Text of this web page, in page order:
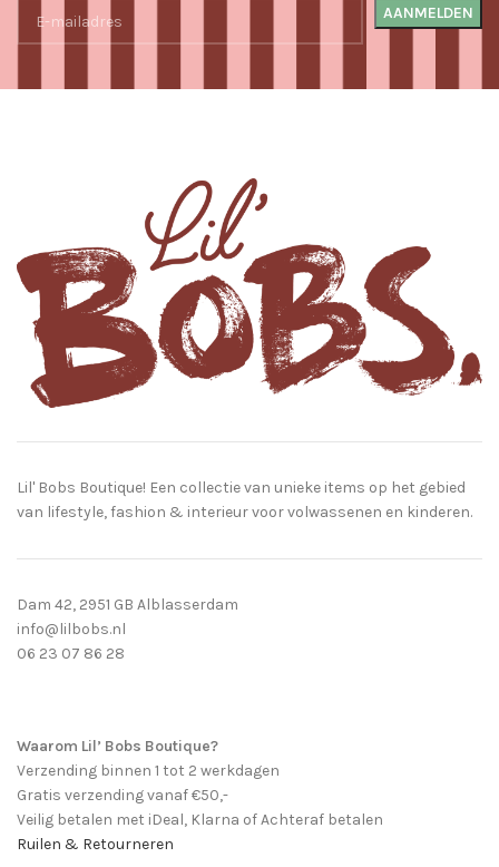
Lil' Bobs Boutique! Een collectie van unieke items op het gebied
van lifestyle, fashion & interieur voor volwassenen en kinderen.
Dam 42, 2951 GB Alblasserdam
info@lilbobs.nl
06 23 07 86 28
Waarom Lil’ Bobs Boutique?
Verzending binnen 1 tot 2 werkdagen
Gratis verzending vanaf €50,-
Veilig betalen met iDeal, Klarna of Achteraf betalen
Ruilen & Retourneren